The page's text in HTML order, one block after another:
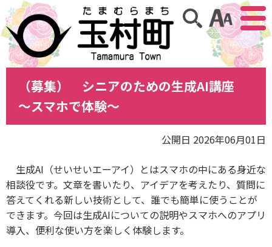
アクセ
サイト内検索
（募集） シニアのための生成AI講座
～スマホで体験～
公開日 2026年06月01日
生成AI（せいせいエーアイ）とはスマホの中にある身近な
相談役です。文章を書いたり、アイデアを考えたり、質問に
答えてくれる新しい技術として、誰でも簡単に使うことが
できます。今回は生成AIについての説明やスマホへのアプリ
導入、便利な使い方を楽しく体験します。